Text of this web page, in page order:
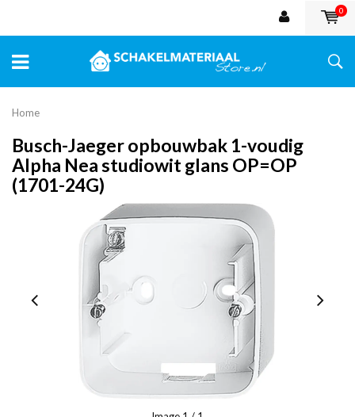
0
Home
Busch-Jaeger opbouwbak 1-voudig
Alpha Nea studiowit glans OP=OP
(1701-24G)